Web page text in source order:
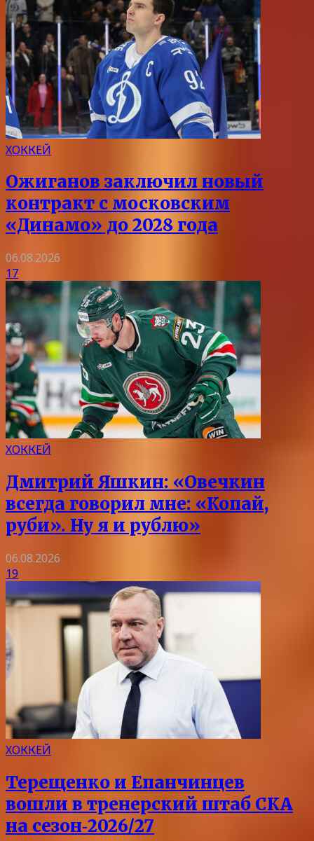
ХОККЕЙ
Ожиганов заключил новый
контракт с московским
«Динамо» до 2028 года
06.08.2026
17
ХОККЕЙ
Дмитрий Яшкин: «Овечкин
всегда говорил мне: «Копай,
руби». Ну я и рублю»
06.08.2026
19
ХОККЕЙ
Терещенко и Епанчинцев
вошли в тренерский штаб СКА
на сезон‑2026/27